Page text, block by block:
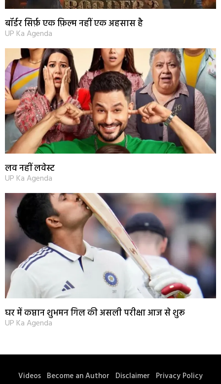
बॉर्डर सिर्फ़ एक फ़िल्म नहीं एक अहसास है
UP Ka Agenda
लव नहीं लवेस्ट
UP Ka Agenda
घर में कप्तान शुभमन गिल की असली परीक्षा आज से शुरू
UP Ka Agenda
Videos Become an Author Disclaimer Privacy Policy